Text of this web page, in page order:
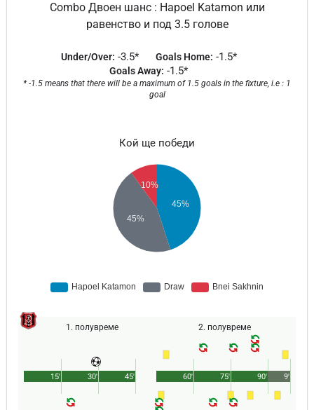
Combo Двоен шанс : Hapoel Katamon или
равенство и под 3.5 голове
Under/Over: -3.5* Goals Home: -1.5*
Goals Away: -1.5*
* -1.5 means that there will be a maximum of 1.5 goals in the fixture, i.e : 1
goal
Кой ще победи
1. полувреме
45'
15' 30'
2. полувреме
90'
60' 75' 9'